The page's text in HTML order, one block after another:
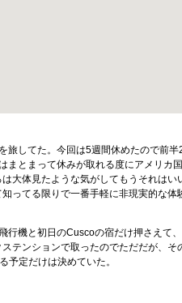
旅してた。今回は5週間休めたので前
まとまって休みが取れる度にアメリカ
大体見たような気がしてもうそれはい
ってる限りで一番手軽に非現実的な体
行機と初日のCuscoの宿だけ押さえて
テンションで取ったのでただだが、そ
予定だけは決めていた。